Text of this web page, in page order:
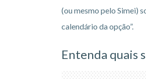
(ou mesmo pelo Simei)
calendário da opção”.
Entenda quais